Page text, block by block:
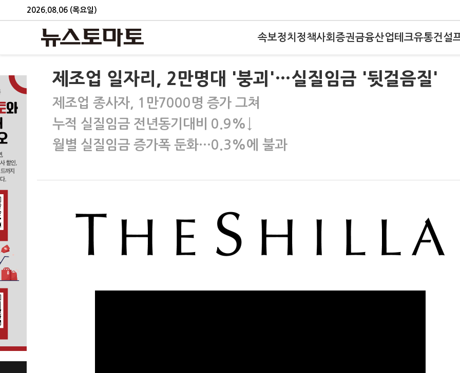
2026.08.06 (목요일)
속보정치 정책사회 증권금융산업테크유통건설
제조업 일자리, 2만명대 '붕괴'…실질임금 '뒷걸음질'
제조업 종사자, 1만7000명 증가 그쳐
누적 실질임금 전년동기대비 0.9%↓
월별 실질임금 증가폭 둔화…0.3%에 불과